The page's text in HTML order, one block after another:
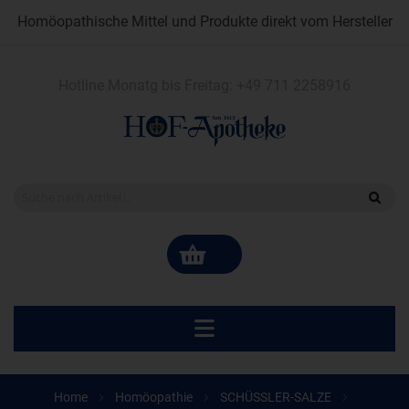
Homöopathische Mittel und Produkte direkt vom Hersteller
Home Homöopathie
SCHÜSSLER-SALZE